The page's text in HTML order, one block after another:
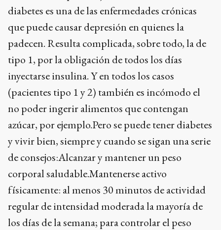
diabetes es una de las enfermedades crónicas
que puede causar depresión en quienes la
padecen. Resulta complicada, sobre todo, la de
tipo 1, por la obligación de todos los días
inyectarse insulina. Y en todos los casos
(pacientes tipo 1 y 2) también es incómodo el
no poder ingerir alimentos que contengan
azúcar, por ejemplo.Pero se puede tener diabetes
y vivir bien, siempre y cuando se sigan una serie
de consejos:Alcanzar y mantener un peso
corporal saludable.Mantenerse activo
físicamente: al menos 30 minutos de actividad
regular de intensidad moderada la mayoría de
los días de la semana; para controlar el peso